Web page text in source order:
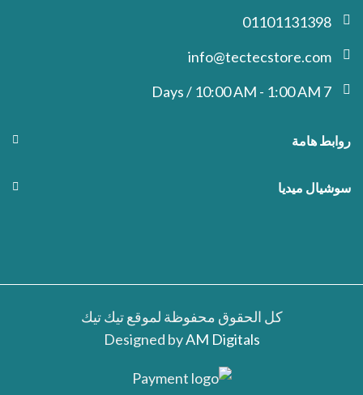
01101131398
info@tectecstore.com
7 Days / 10:00 AM - 1:00 AM
روابط هامة
سوشيال ميديا
كل الحقوق محفوظة لموقع تيك تيك
Designed byAM Digitals